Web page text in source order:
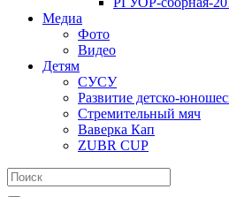
Медиа
Фото
Видео
Детям
СУСУ
Развитие детско-
Стремительный мяч
Ваверка Кап
ZUBR CUP